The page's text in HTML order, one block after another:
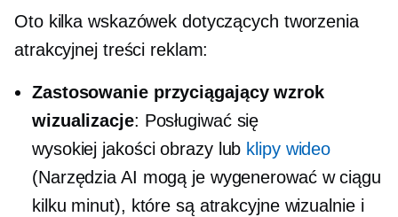
Oto kilka wskazówek dotyczących tworzenia
atrakcyjnej treści reklam:
Zastosowanie przyciągający wzrok
wizualizacje: Posługiwać się
wysokiej jakościobrazy lub klipy wideo
(Narzędzia AI mogą je wygenerować w ciągu
kilku minut), które są atrakcyjne wizualnie i